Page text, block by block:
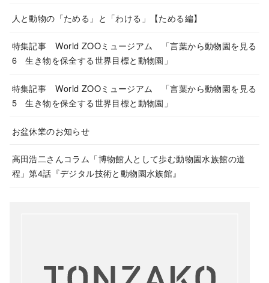
人と動物の「ためる」と「わける」【ためる編】
特集記事 World ZOOミュージアム 「言葉から動物園を見る
6 生き物を保全する世界目標と動物園」
特集記事 World ZOOミュージアム 「言葉から動物園を見る
5 生き物を保全する世界目標と動物園」
お盆休業のお知らせ
高田浩二さんコラム「博物館人として歩む動物園水族館の道
程」第4話『デジタル技術と動物園水族館』